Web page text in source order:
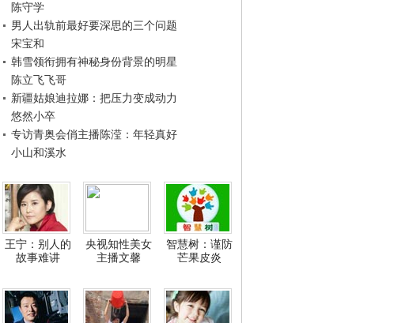
陈守学
男人出轨前最好要深思的三个问题
宋宝和
韩雪领衔拥有神秘身份背景的明星
陈立飞飞哥
新疆姑娘迪拉娜：把压力变成动力
悠然小卒
专访青奥会俏主播陈滢：年轻真好
小山和溪水
王宁：别人的
故事难讲
央视知性美女
主播文馨
智慧树：谨防
芒果皮炎